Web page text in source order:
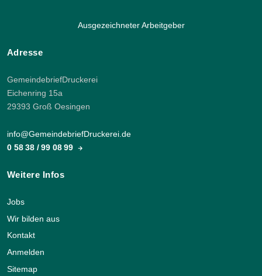
Ausgezeichneter Arbeitgeber
Adresse
GemeindebriefDruckerei
Eichenring 15a
29393 Groß Oesingen
info@GemeindebriefDruckerei.de
0 58 38 / 99 08 99
Weitere Infos
Jobs
Wir bilden aus
Kontakt
Anmelden
Sitemap